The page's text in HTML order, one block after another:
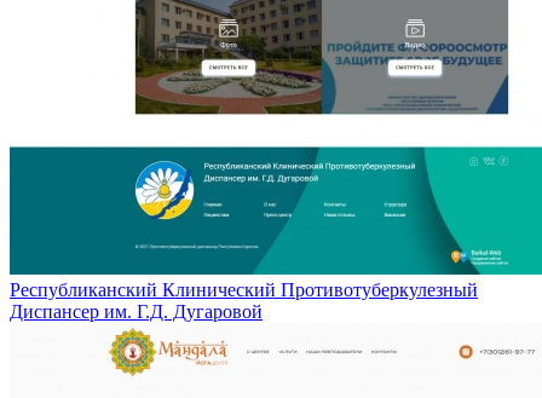
Республиканский Клинический Противотуберкулезный
Диспансер им. Г.Д. Дугаровой